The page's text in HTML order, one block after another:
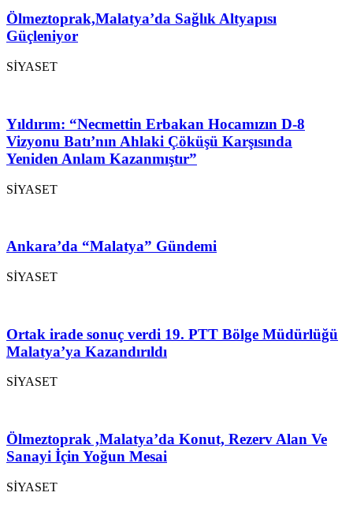
Ölmeztoprak,Malatya’da Sağlık Altyapısı
Güçleniyor
SİYASET
Yıldırım: “Necmettin Erbakan Hocamızın D-8
Vizyonu Batı’nın Ahlaki Çöküşü Karşısında
Yeniden Anlam Kazanmıştır”
SİYASET
Ankara’da “Malatya” Gündemi
SİYASET
Ortak irade sonuç verdi 19. PTT Bölge Müdürlüğü
Malatya’ya Kazandırıldı
SİYASET
Ölmeztoprak ,Malatya’da Konut, Rezerv Alan Ve
Sanayi İçin Yoğun Mesai
SİYASET